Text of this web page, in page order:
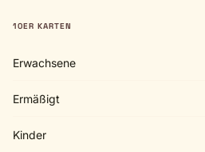
10ER KARTEN
Erwachsene
Ermäßigt
Kinder